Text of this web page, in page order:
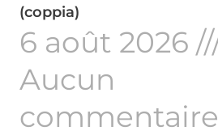
(coppia)
6 août 2026
Aucun
commentaire